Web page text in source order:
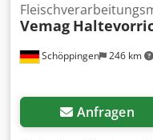
Schöppingen 246 km
Vemag
Anfragen